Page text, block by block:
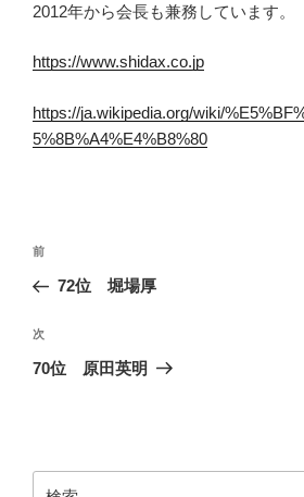
2012年から会長も兼務しています。
https://www.shidax.co.jp
https://ja.wikipedia.org/wiki/
5%8B%A4%E4%B8%80
投
ナ
ビ
ゲ
ン
前
の
稿
前
72位 堀場厚
次
の
次
70位 原田英明